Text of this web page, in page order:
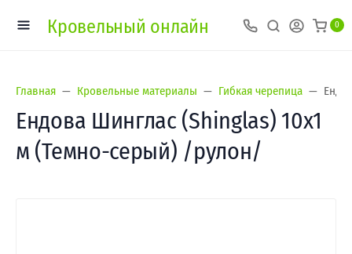
Кровельный онлайн 0
Главная Кровельные материалы Гибкая черепица
Ендова Шинглас (Shinglas) 10х1
м (Темно-серый) /рулон/